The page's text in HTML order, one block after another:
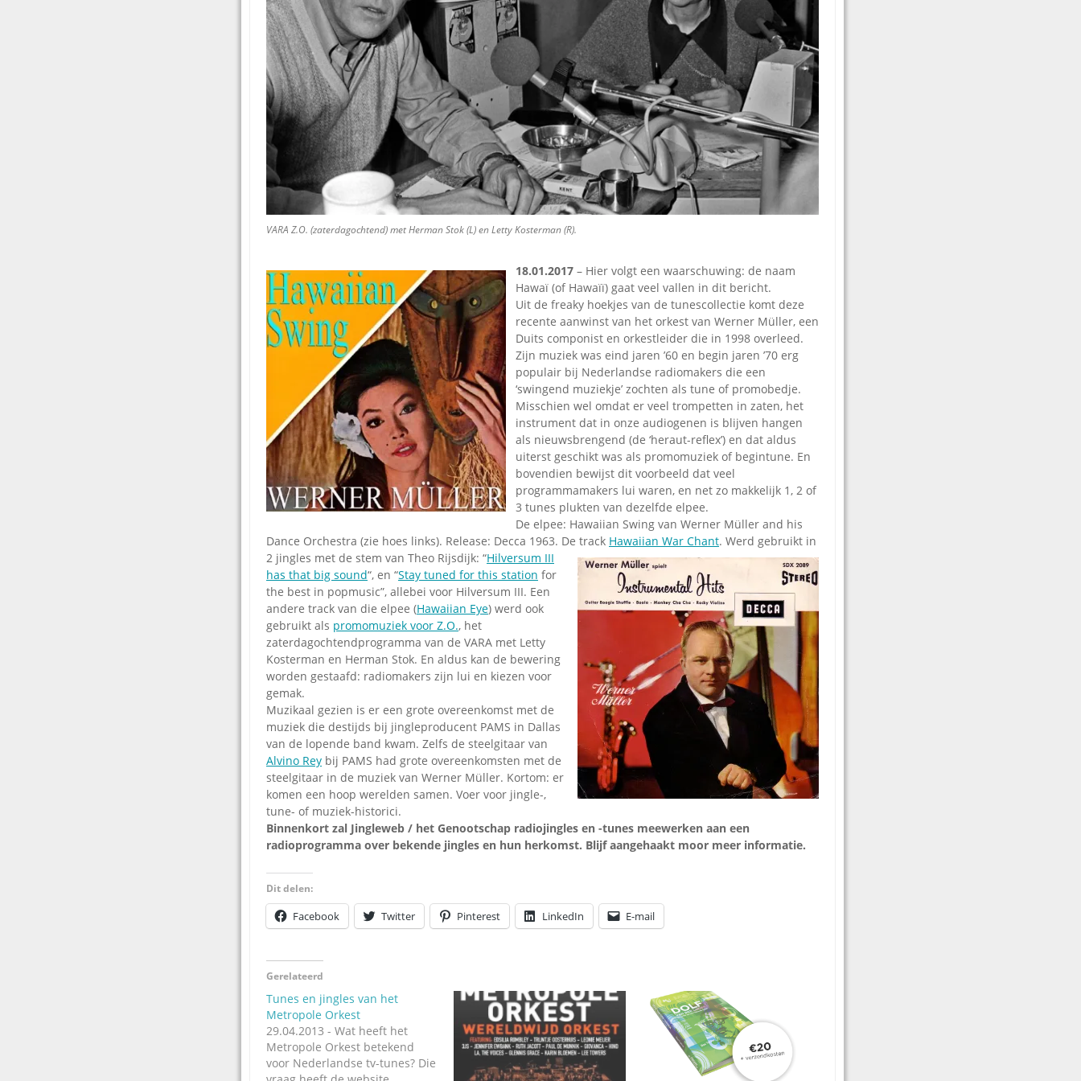
Omroepbanden
Stoomfluit Klaas
Vaak
Uitvinding
jinglecassette
VARA Z.O. (zaterdagochtend) met Herman Stok (L) en Letty Kosterman (R).
18.01.2017 – Hier volgt een waarschuwing: de naam
Hawaï (of Hawaïï) gaat veel vallen in dit bericht.
Uit de freaky hoekjes van de tunescollectie komt deze
recente aanwinst van het orkest van Werner Müller, een
Duits componist en orkestleider die in 1998 overleed.
Zijn muziek was eind jaren ’60 en begin jaren ’70 erg
populair bij Nederlandse radiomakers die een
‘swingend muziekje’ zochten als tune of promobedje.
Misschien wel omdat er veel trompetten in zaten, het
instrument dat in onze audiogenen is blijven hangen
als nieuwsbrengend (de ‘heraut-reflex’) en dat aldus
uiterst geschikt was als promomuziek of begintune. En
bovendien bewijst dit voorbeeld dat veel
programmamakers lui waren, en net zo makkelijk 1, 2 of
3 tunes plukten van dezelfde elpee.
De elpee: Hawaiian Swing van Werner Müller and his
Dance Orchestra (zie hoes links). Release: Decca 1963. De track Hawaiian War Chant. Werd gebruikt in
2 jingles met de stem van Theo Rijsdijk: “Hilversum III
has that big sound“, en “Stay tuned for this station for
the best in popmusic”, allebei voor Hilversum III. Een
andere track van die elpee (Hawaiian Eye) werd ook
gebruikt als promomuziek voor Z.O., het
zaterdagochtendprogramma van de VARA met Letty
Kosterman en Herman Stok. En aldus kan de bewering
worden gestaafd: radiomakers zijn lui en kiezen voor
gemak.
Muzikaal gezien is er een grote overeenkomst met de
muziek die destijds bij jingleproducent PAMS in Dallas
van de lopende band kwam. Zelfs de steelgitaar van
Alvino Rey bij PAMS had grote overeenkomsten met de
steelgitaar in de muziek van Werner Müller. Kortom: er
komen een hoop werelden samen. Voer voor jingle-,
tune- of muziek-historici.
Binnenkort zal Jingleweb / het Genootschap radiojingles en -tunes meewerken aan een
radioprogramma over bekende jingles en hun herkomst. Blijf aangehaakt moor meer informatie.
Dit delen:
Facebook Twitter Pinterest LinkedIn E-mail
Gerelateerd
Tunes en jingles van het
Metropole Orkest
29.04.2013 - Wat heeft het
Metropole Orkest betekend
voor Nederlandse tv-tunes? Die